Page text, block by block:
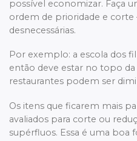
possível economizar. Faça
ordem de prioridade e
desnecessárias.
Por exemplo: a escola dos
então deve estar no topo da
restaurantes podem ser
Os itens que ficarem mais
avaliados para corte ou
supérfluos. Essa é uma boa